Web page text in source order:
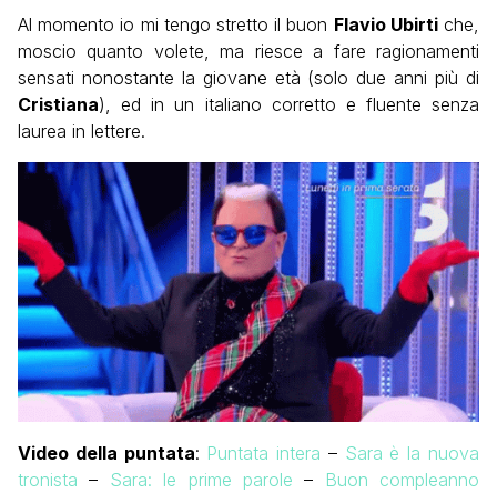
Al momento io mi tengo stretto il buon Flavio Ubirtiche,
moscio quanto volete, ma riesce a fare ragionamenti
sensati nonostante la giovane età (solo due anni più di
Cristiana), ed in un italiano corretto e fluente senza
laurea in lettere.
Video della puntata: Puntata intera – Sara è la nuova
tronista – Sara: le prime parole –
Buon compleanno